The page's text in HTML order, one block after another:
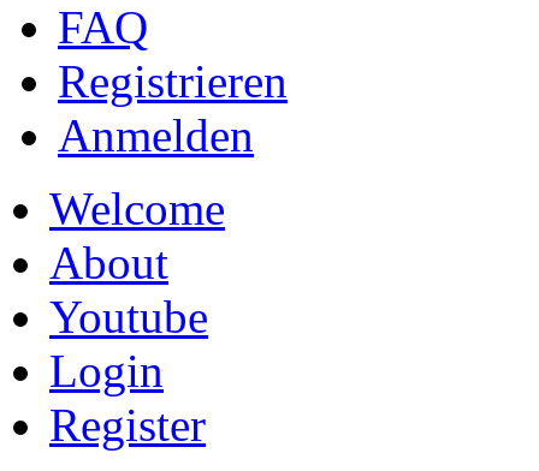
FAQ
Registrieren
Anmelden
Welcome
About
Youtube
Login
Register